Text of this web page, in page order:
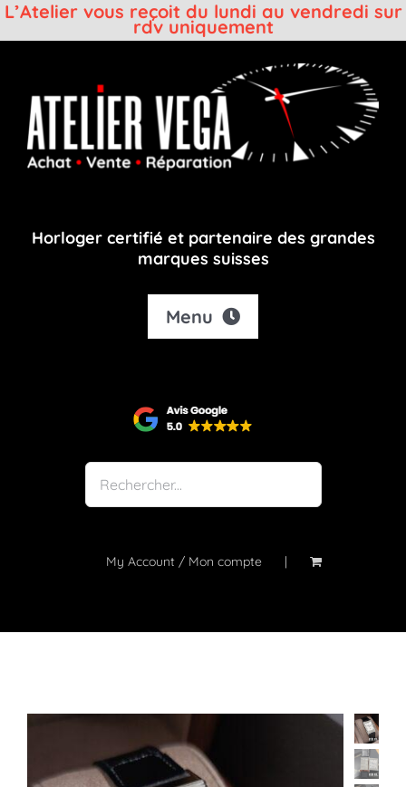
L’Atelier vous reçoit du lundi au vendredi sur
rdv uniquement
contenu
Horloger certifié et partenaire des grandes
marques suisses
Menu
Shop
Notre atelier
À propos
Blog
My Account / Mon compte